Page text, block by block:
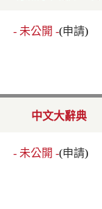
- 未公開 -(申請)
中文大辭典
- 未公開 -(申請)